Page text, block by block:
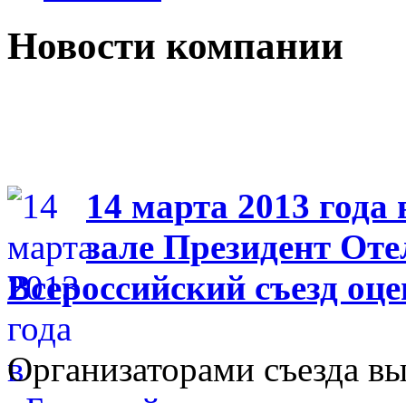
Новости компании
14 марта 2013
зале Президент
Всероссийский съезд
Организаторами съезда